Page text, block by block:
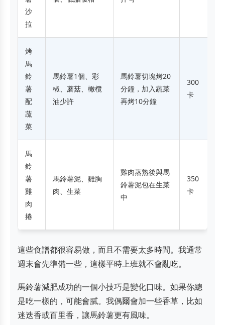
沙
拉
烤
馬
鈴
薯
配
蔬
菜
馬鈴薯1個、彩
椒、蘑菇、橄欖
油少許
馬鈴薯切塊烤20
分鐘，加入蔬菜
再烤10分鐘
300
卡
馬
鈴
薯
雞
肉
捲
馬鈴薯泥、雞胸
肉、生菜
雞肉蒸熟後與馬
鈴薯泥包在生菜
中
350
卡
這些食譜都很容易做，而且不需要太多時間。我通常
週末會先準備一些，這樣平時上班就不會亂吃。
馬鈴薯減肥成功的一個小技巧是變化口味。如果你總
是吃一樣的，可能會膩。我偶爾會加一些香草，比如
迷迭香或百里香，讓馬鈴薯更有風味。